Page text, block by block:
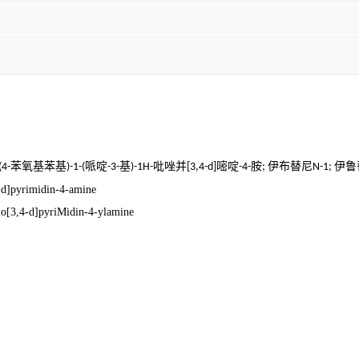
苯氧基苯基)-1-(哌啶-3-基)-1H-吡唑并 [3,4-d] 嘧啶-4-胺; 伊布替尼N-1; 伊鲁
4-amine
d]pyriMidin-4-ylamine